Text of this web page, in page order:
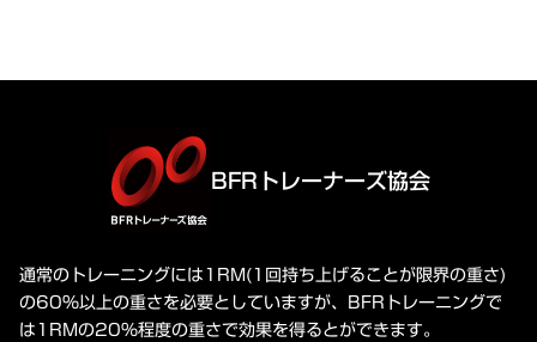
BFRトレーナーズ協会
通常のトレーニングには1RM(1回持ち上げることが限界の重さ)
の60%以上の重さを必要としていますが、BFRトレーニングで
は1RMの20%程度の重さで効果を得るとができます。